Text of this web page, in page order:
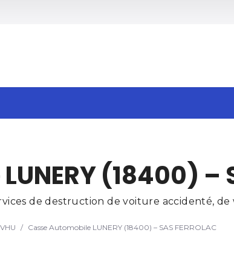
Search (18400) –
de destruction de voiture accidenté,
/ Casse Automobile LUNERY (18400) – SAS FERROLAC